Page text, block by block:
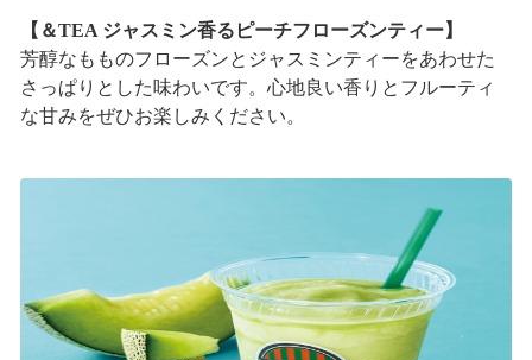
【＆TEA ジャスミン香るピーチフローズンティー】
芳醇なもものフローズンとジャスミンティーをあわせた
さっぱりとした味わいです。心地良い香りとフルーティ
な甘みをぜひお楽しみください。